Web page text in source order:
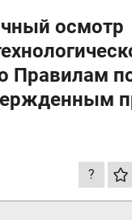
осмотр
Правилам
?